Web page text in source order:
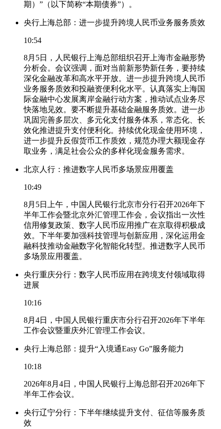
期）”（以下简称“本期债券”）。
央行上海总部：进一步提升跨境人民币业务服务质效
10:54
8月5日，人民银行上海总部组织召开上海市金融形势
分析会。会议强调，面对当前新形势新任务，要持续
深化金融改革和高水平开放。进一步提升跨境人民币
业务服务质效和投融资便利化水平。认真落实上海国
际金融中心发展离岸金融行动方案，推动试点业务尽
快落地见效。要不断提升基础金融服务质效。进一步
巩固完善多层次、多元化支付服务体系，常态化、长
效化推进提升支付便利化。持续优化现金使用环境，
进一步提升反假货币工作质效，规范办理大额现金存
取业务，满足社会公众的多样化现金服务需求。
北京人行：推进数字人民币多场景应用覆盖
10:49
8月5日上午，中国人民银行北京市分行召开2026年下
半年工作会暨北京外汇管理工作会，会议指出一次性
信用修复政策、数字人民币应用推广在京取得积极成
效。下半年要加强科技管理与创新应用，深化运用金
融科技推动金融数字化智能化转型。推进数字人民币
多场景应用覆盖。
央行重庆分行：数字人民币应用在跨境支付领域取得
进展
10:16
8月4日，中国人民银行重庆市分行召开2026年下半年
工作会议暨重庆外汇管理工作会议。
央行上海总部：提升“入境通Easy Go”服务能力
10:18
2026年8月4日，中国人民银行上海总部召开2026年下
半年工作会议。
央行辽宁分行：下半年继续提升支付、征信等服务质
效